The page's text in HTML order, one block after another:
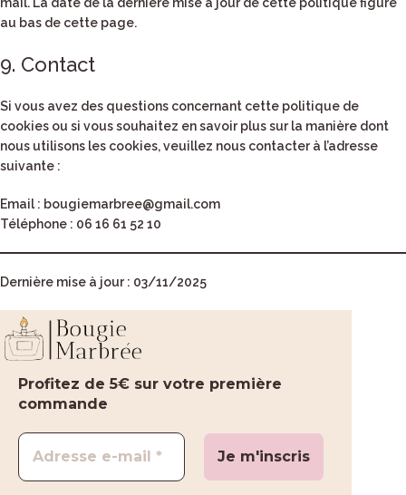
au bas de cette page.
9. Contact
Si vous avez des questions concernant cette politique de
cookies ou si vous souhaitez en savoir plus sur la manière dont
nous utilisons les cookies, veuillez nous contacter à l’adresse
suivante :
Email : bougiemarbree@gmail.com
Téléphone : 06 16 61 52 10
Dernière mise à jour : 03/11/2025
Profitez de 5€ sur votre première
commande